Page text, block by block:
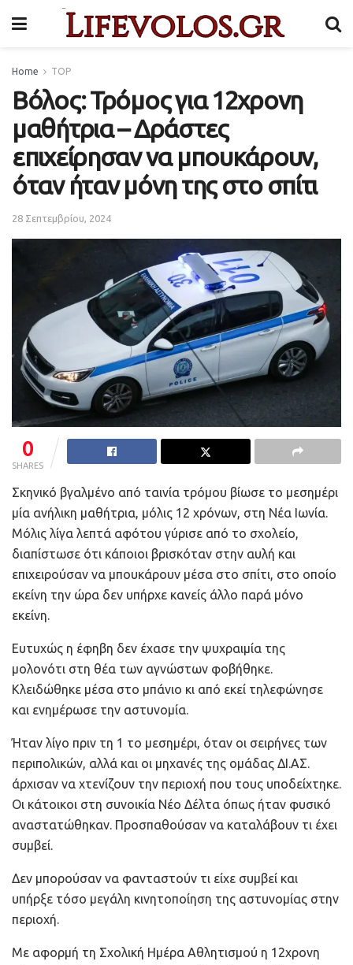
Home TOP
Βόλος: Τρόμος για 12χρονη
μαθήτρια – Δράστες
επιχείρησαν να μπουκάρουν,
όταν ήταν μόνη της στο σπίτι
28 Σεπτεμβρίου, 2024
0
SHARES
Σκηνικό βγαλμένο από ταινία τρόμου βίωσε το μεσημέρι
μία ανήλικη μαθήτρια, μόλις 12 χρόνων, στη Νέα Ιωνία.
Μόλις λίγα λεπτά αφότου γύρισε από το σχολείο,
διαπίστωσε ότι κάποιοι βρισκόταν στην αυλή και
επιχειρούσαν να μπουκάρουν μέσα στο σπίτι, στο οποίο
εκείνη την ώρα δεν υπήρχε κανείς άλλο παρά μόνο
εκείνη.
Ευτυχώς η έφηβη δεν έχασε την ψυχραιμία της
μολονότι στη θέα των αγνώστων φοβήθηκε.
Κλειδώθηκε μέσα στο μπάνιο κι από εκεί τηλεφώνησε
και ενημέρωσε την αστυνομία.
Ήταν λίγο πριν τη 1 το μεσημέρι, όταν οι σειρήνες των
περιπολικών, αλλά και οι μηχανές της ομάδας ΔΙ.ΑΣ.
άρχισαν να χτενίζουν την περιοχή που τους υποδείχτηκε.
Οι κάτοικοι στη συνοικία Νέο Δέλτα όπως ήταν φυσικό
αναστατώθηκαν. Προσπαθούσαν να καταλάβουν τι έχει
συμβεί.
Δεν μπορούσαν να φανταστούν τι είχε συμβεί και
υπήρξε τόσο μεγάλη κινητοποίηση της αστυνομίας στην
περιοχή.
Με αφορμή τη Σχολική Ημέρα Αθλητισμού η 12χρονη